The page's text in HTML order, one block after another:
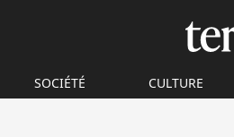
SOCIÉTÉ CULTURE